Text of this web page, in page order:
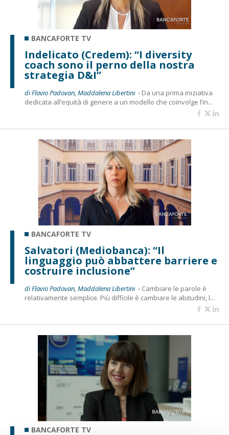
BANCAFORTE TV
Indelicato (Credem): “I diversity
coach sono il perno della nostra
strategia D&I”
di Flavio Padovan, Maddalena Libertini - Da una prima iniziativa
dedicata all’equità di genere a un modello che coinvolge l’in...
BANCAFORTE TV
Salvatori (Mediobanca): “Il
linguaggio può abbattere barriere e
costruire inclusione”
di Flavio Padovan, Maddalena Libertini - Cambiare le parole è
relativamente semplice. Più difficile è cambiare le abitudini, l...
BANCAFORTE TV